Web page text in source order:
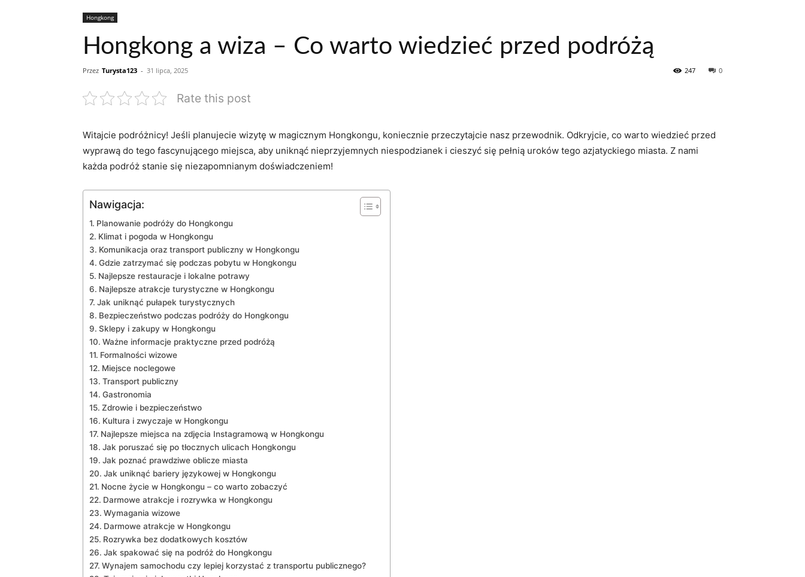
Hongkong
Hongkong a wiza – Co warto wiedzieć przed podróżą
Przez Turysta123 - 31 lipca, 2025 0
247
Rate this post
Witajcie podróżnicy! Jeśli ⁤planujecie wizytę w magicznym Hongkongu, koniecznie przeczytajcie nasz przewodnik. Odkryjcie, co warto wiedzieć przed
wyprawą do tego fascynującego​ miejsca, aby uniknąć nieprzyjemnych niespodzianek i cieszyć się pełnią uroków tego‍ azjatyckiego miasta. Z nami
każda podróż​ stanie się niezapomnianym doświadczeniem!
Nawigacja:
Planowanie podróży do⁣ Hongkongu
Klimat‍ i pogoda⁢ w Hongkongu
Komunikacja oraz transport publiczny w Hongkongu
Gdzie zatrzymać się podczas pobytu w⁣ Hongkongu
Najlepsze restauracje i lokalne ⁢potrawy
Najlepsze atrakcje turystyczne w Hongkongu
Jak uniknąć pułapek ⁣turystycznych
Bezpieczeństwo⁢ podczas podróży do Hongkongu
Sklepy i zakupy w Hongkongu
Ważne informacje ⁢praktyczne przed podróżą
Formalności wizowe
Miejsce noclegowe
Transport ⁣publiczny
Gastronomia
Zdrowie i bezpieczeństwo
Kultura i zwyczaje w Hongkongu
Najlepsze miejsca na zdjęcia Instagramową w Hongkongu
Jak poruszać się po tłocznych ulicach Hongkongu
Jak poznać prawdziwe⁣ oblicze miasta
Jak uniknąć bariery językowej w ‍Hongkongu
Nocne życie w Hongkongu – co warto zobaczyć
Darmowe atrakcje‍ i rozrywka w Hongkongu
Wymagania wizowe
Darmowe atrakcje w⁣ Hongkongu
Rozrywka ⁤bez dodatkowych kosztów
Jak spakować ‌się na podróż do Hongkongu
Wynajem samochodu czy lepiej korzystać z transportu publicznego?